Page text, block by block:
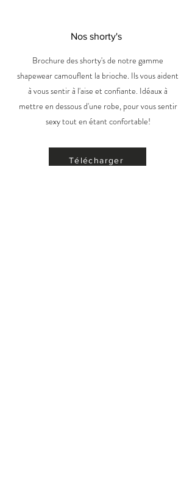
Nos shorty's
Brochure des shorty's de notre gamme
shapewear camouflent la brioche. Ils vous aident
à vous sentir à l'aise et confiante. Idéaux à
mettre en dessous d'une robe, pour vous sentir
sexy tout en étant confortable!
Télécharger